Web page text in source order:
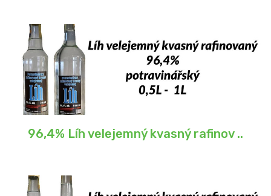
96,4% Líh velejemný kvasný rafinov ..